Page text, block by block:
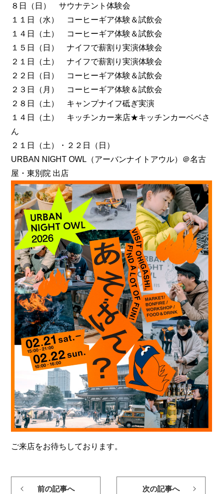
８日（日） サウナテント体験会
１１日（水） コーヒーギア体験＆試飲会
１４日（土） コーヒーギア体験＆試飲会
１５日（日） ナイフで薪割り実演体験会
２１日（土） ナイフで薪割り実演体験会
２２日（日） コーヒーギア体験＆試飲会
２３日（月） コーヒーギア体験＆試飲会
２８日（土） キャンプナイフ砥ぎ実演
１４日（土） キッチンカー来店★キッチンカーベベさ
ん
２１日（土）・２２日（日）
URBAN NIGHT OWL（アーバンナイトアウル）＠名古
屋・東別院 出店
ご来店をお待ちしております。
前の記事へ 次の記事へ